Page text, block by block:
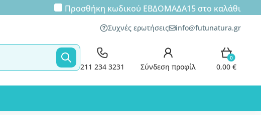
Προσθήκη κωδικού ΕΒΔΟΜΑΔΑ15στο καλάθι
Συχνές ερωτήσεις info@futunatura.gr
211 234 3231 Σύνδεση προφίλ
0
0,00 €